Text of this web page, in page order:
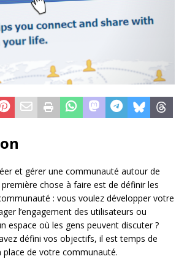
et gérer une communauté autour de
chose à faire est de définir les
: vous voulez développer votre
l’engagement des utilisateurs ou
espace où les gens peuvent discuter ?
défini vos objectifs, il est temps de
place de votre communauté.